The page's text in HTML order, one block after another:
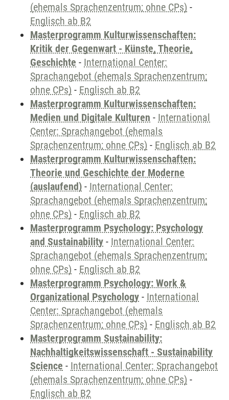
(ehemals Sprachenzentrum; ohne CPs) -
Englisch ab B2
Masterprogramm Kulturwissenschaften:
Kritik der Gegenwart - Künste, Theorie,
Geschichte - International Center:
Sprachangebot (ehemals Sprachenzentrum;
ohne CPs) - Englisch ab B2
Masterprogramm Kulturwissenschaften:
Medien und Digitale Kulturen - International
Center: Sprachangebot (ehemals
Sprachenzentrum; ohne CPs) - Englisch ab B2
Masterprogramm Kulturwissenschaften:
Theorie und Geschichte der Moderne
(auslaufend) - International Center:
Sprachangebot (ehemals Sprachenzentrum;
ohne CPs) - Englisch ab B2
Masterprogramm Psychology: Psychology
and Sustainability - International Center:
Sprachangebot (ehemals Sprachenzentrum;
ohne CPs) - Englisch ab B2
Masterprogramm Psychology: Work &
Organizational Psychology - International
Center: Sprachangebot (ehemals
Sprachenzentrum; ohne CPs) - Englisch ab B2
Masterprogramm Sustainability:
Nachhaltigkeitswissenschaft - Sustainability
Science - International Center: Sprachangebot
(ehemals Sprachenzentrum; ohne CPs) -
Englisch ab B2